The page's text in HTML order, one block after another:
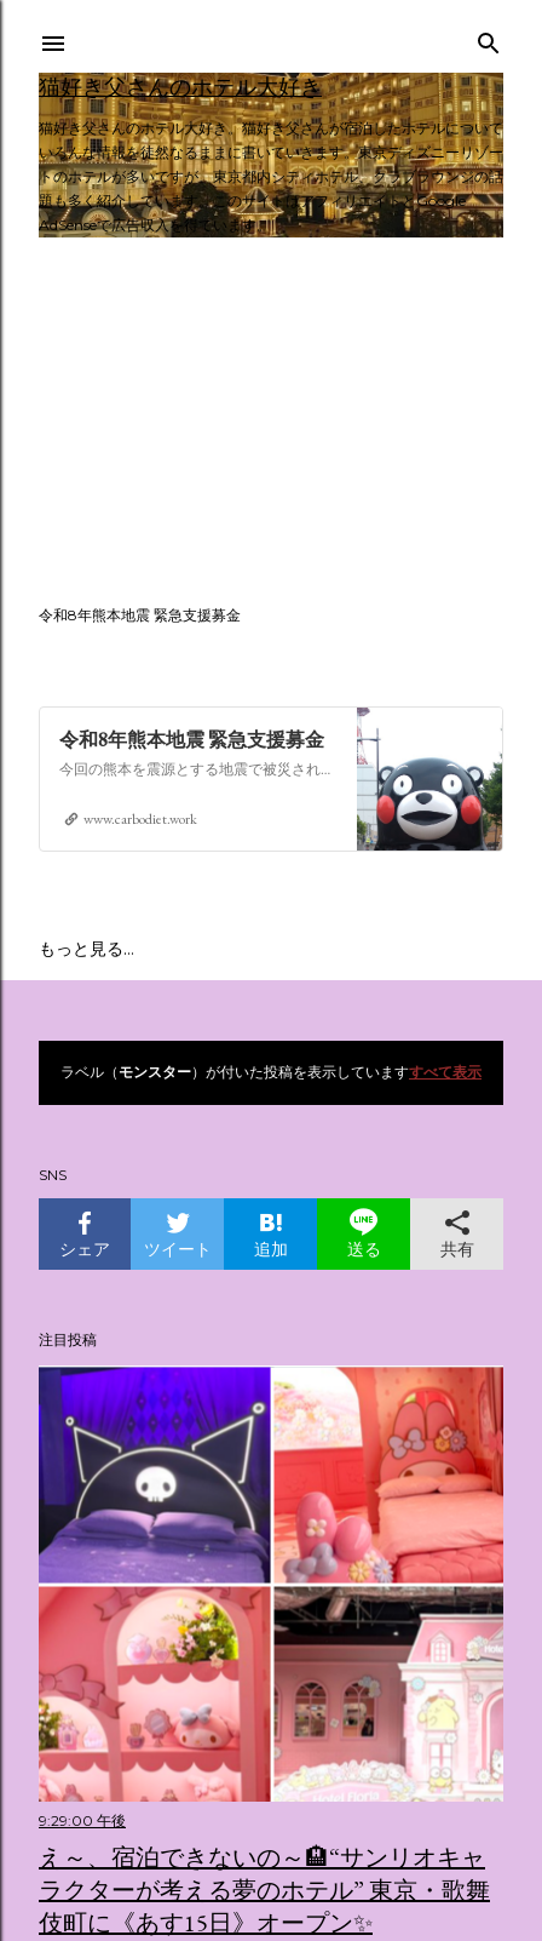
スキップしてメイン コンテンツに移動
猫好き父さんのホテル大好き
猫好き父さんのホテル大好き。猫好き父さんが宿泊したホテルについて
いろんな情報を徒然なるままに書いていきます。東京ディズニーリゾー
トのホテルが多いですが、東京都内シティホテル、クラブラウンジの話
題も多く紹介しています。このサイトはアフィリエイトとGoogle
AdSenseで広告収入を得ています。
令和8年熊本地震 緊急支援募金
令和8年熊本地震 緊急支援募金
今回の熊本を震源とする地震で被災された皆さままだまだ余震も続き大変な時間を過ごされていると思います。心よりお見舞い申し上げます
www.carbodiet.work
もっと見る…
投ラベル（ モンスター）が付いた投稿を表示していますすべて表示
SNS
シェア ツイート 追加 送る 共有
注目投稿
9:29:00 午後
え～、宿泊できないの～🏨“サンリオキャ
ラクターが考える夢のホテル” 東京・歌舞
伎町に《あす15日》オープン✨️